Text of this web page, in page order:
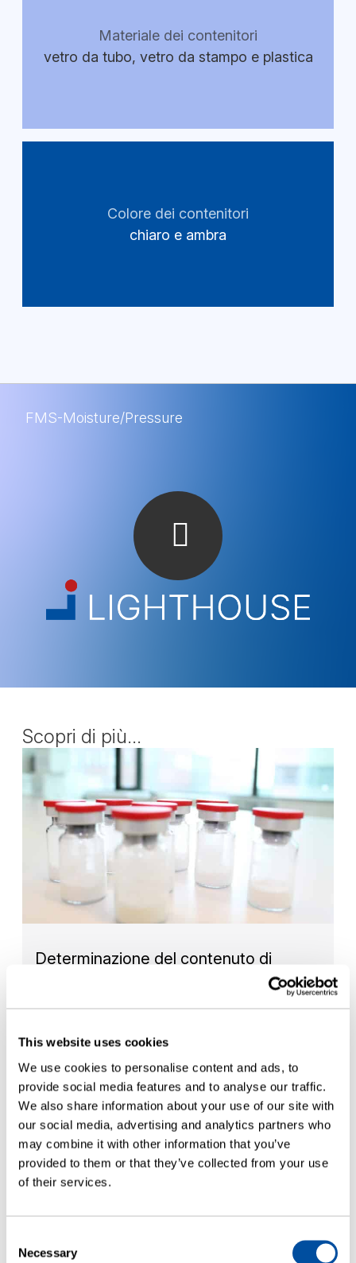
This website uses cookies
We use cookies to personalise content and ads, to
provide social media features and to analyse our traffic.
We also share information about your use of our site with
our social media, advertising and analytics partners who
may combine it with other information that you’ve
provided to them or that they’ve collected from your use
of their services.
Selection
Necessary
Materiale dei contenitori
vetro da tubo, vetro da stampo e plastica
Colore dei contenitori
chiaro e ambra
FMS-Moisture/Pressure
Scopri di più...
Determinazione del contenuto di
Il controllo dell'umidità residua è essenziale per
— READ MORE